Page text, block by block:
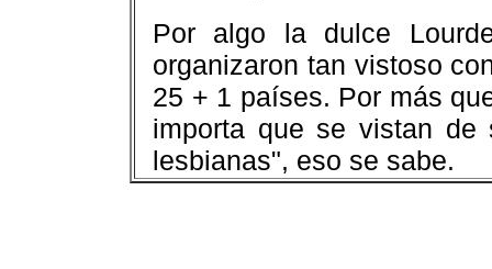
Por algo la dulce
organizaron tan vistoso
25 + 1 países. Por más
importa que se vistan de
lesbianas", eso se sabe.